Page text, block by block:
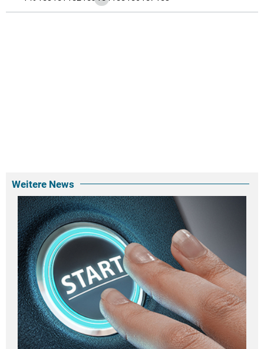
Weitere News